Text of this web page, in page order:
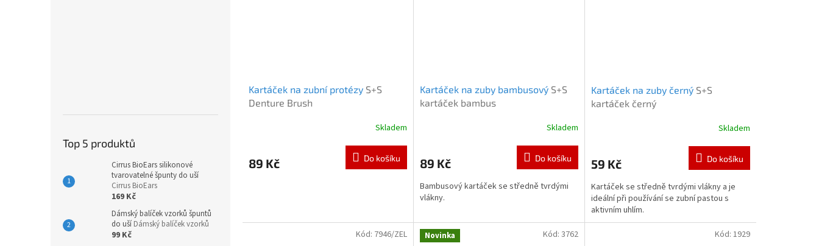
Top 5 produktů
Cirrus BioEars silikonové
tvarovatelné špunty do uší
Cirrus BioEars
169 Kč
Dámský balíček vzorků špuntů
do uší Dámský balíček vzorků
99 Kč
Kartáček na zubní protézy S+S
Denture Brush
Skladem
89 Kč Do košíku
Kartáček na zuby bambusový S+S
kartáček bambus
Skladem
89 Kč Do košíku
Bambusový kartáček se středně tvrdými
vlákny.
Kartáček na zuby černý S+S
kartáček černý
Skladem
59 Kč Do košíku
Kartáček se středně tvrdými vlákny a je
ideální při používání se zubní pastou s
aktivním uhlím.
Kód: 7946/ZEL Novinka Kód: 3762 Kód: 1929